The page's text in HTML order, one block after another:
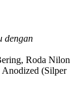
dengan
Roda Nilon
Anodized (Silper